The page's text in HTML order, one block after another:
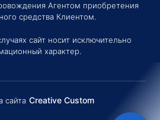
Агентом приобретения
средства Клиентом.
сайт носит исключительно
характер.
сайта Creative Custom